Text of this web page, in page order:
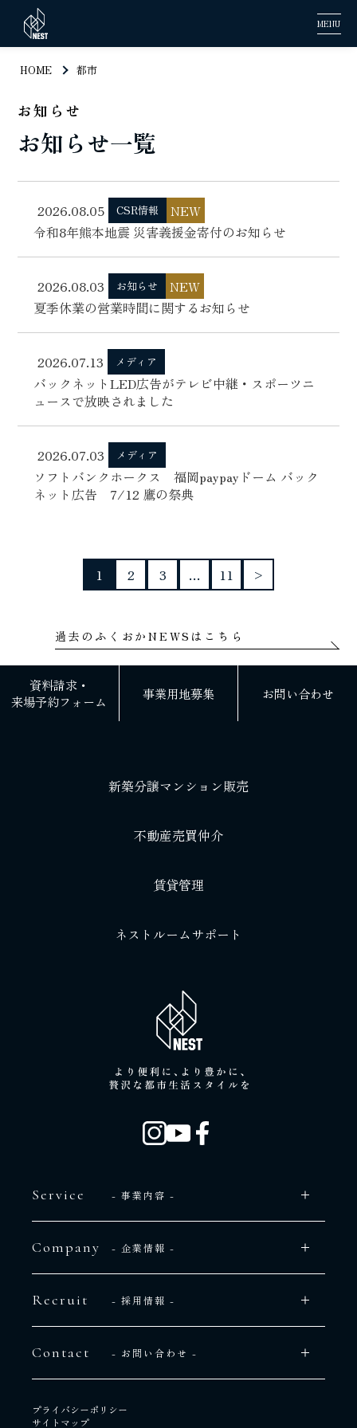
MENU
HOME 都市
お知らせ
お知らせ一覧
2026.08.05 CSR情報
NEW
令和8年熊本地震 災害義援金寄付のお知らせ
2026.08.03 お知らせ
NEW
夏季休業の営業時間に関するお知らせ
2026.07.13 メディア
バックネットLED広告がテレビ中継・スポーツニ
ュースで放映されました
2026.07.03 メディア
ソフトバンクホークス 福岡paypayドーム バック
ネット広告 7/12 鷹の祭典
1 2 3 … 11 >
過去のふくおかNEWSはこちら
資料請求・
来場予約フォーム
事業用地募集 お問い合わせ
新築分譲マンション販売
不動産売買仲介
賃貸管理
ネストルームサポート
Service - 事業内容 -
Company - 企業情報 -
Recruit - 採用情報 -
Contact - お問い合わせ -
プライバシーポリシー
サイトマップ